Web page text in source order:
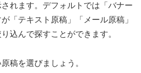
れます。デフォルトでは「バナー
「テキスト原稿」「メール原稿」
込んで探すことができます。
稿を選びましょう。